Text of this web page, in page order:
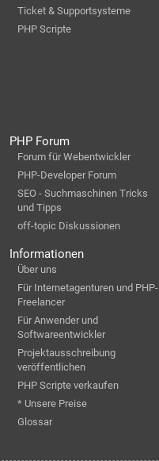
Ticket & Supportsysteme
PHP Scripte
PHP Forum
Forum für Webentwickler
PHP-Developer Forum
SEO - Suchmaschinen Tricks
und Tipps
off-topic Diskussionen
Informationen
Über uns
Für Internetagenturen und PHP-
Freelancer
Für Anwender und
Softwareentwickler
Projektausschreibung
veröffentlichen
PHP Scripte verkaufen
* Unsere Preise
Glossar